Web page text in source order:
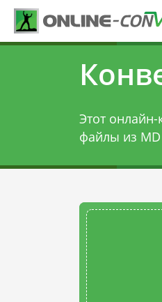
Этот
файлы из MD